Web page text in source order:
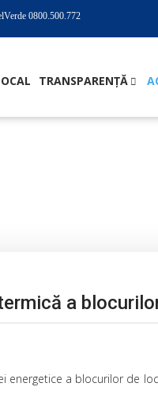
0800.500.772
TRANSPARENȚĂ
a
a blocurilor de